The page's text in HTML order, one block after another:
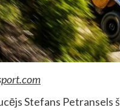
Stefans Petransels